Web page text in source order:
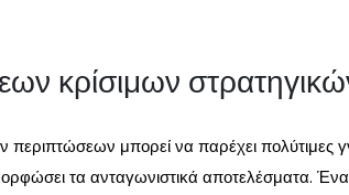
κρίσιμων
μπορεί να παρέχει πολύτιμες
τα ανταγωνιστικά αποτελέσματα.